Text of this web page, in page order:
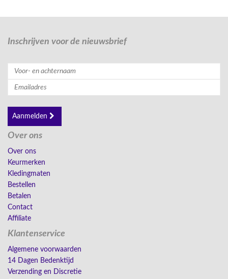
Inschrijven voor de nieuwsbrief
Aanmelden
Over ons
Over ons
Keurmerken
Kledingmaten
Bestellen
Betalen
Contact
Affiliate
Klantenservice
Algemene voorwaarden
14 Dagen Bedenktijd
Verzending en Discretie